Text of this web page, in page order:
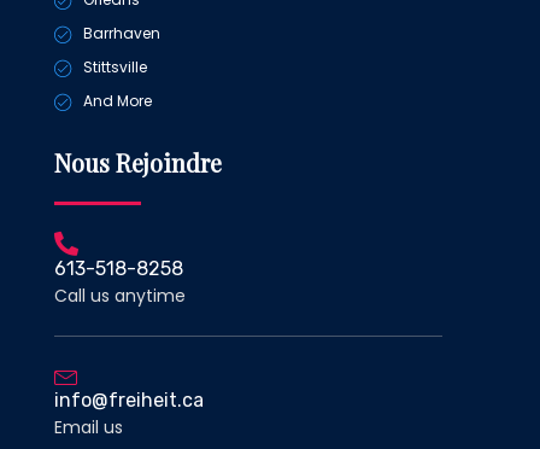
Barrhaven
Stittsville
And More
Nous Rejoindre
613-518-8258
Call us anytime
info@freiheit.ca
Email us